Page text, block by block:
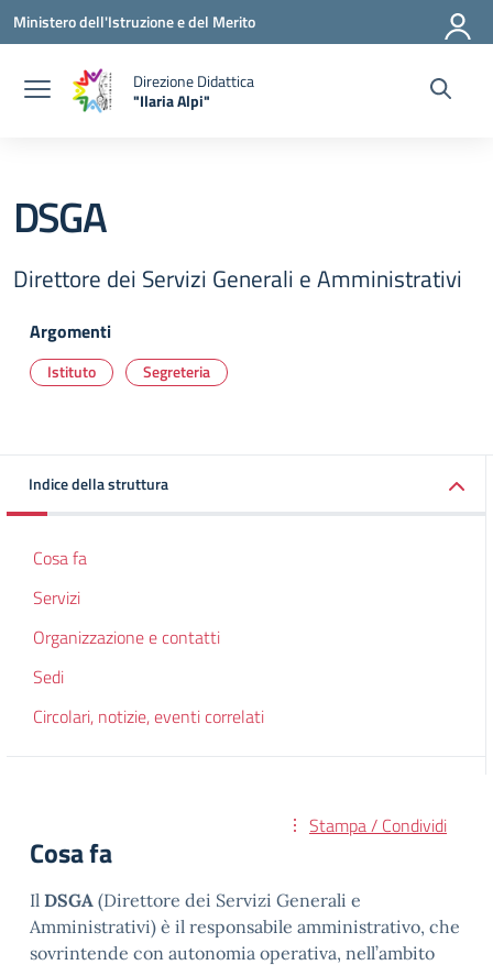
Vai ai contenuti
Vai al menu di navigazione
Vai al footer
Ministero dell'Istruzione e del Merito
Direzione Didattica
"Ilaria Alpi"
DSGA
Direttore dei Servizi Generali e Amministrativi
Argomenti
Istituto Segreteria
Indice della struttura
Cosa fa
Servizi
Organizzazione e contatti
Sedi
Circolari, notizie, eventi correlati
Stampa / Condividi
Cosa fa
Il DSGA (Direttore dei Servizi Generali e
Amministrativi) è il responsabile amministrativo, che
sovrintende con autonomia operativa, nell’ambito